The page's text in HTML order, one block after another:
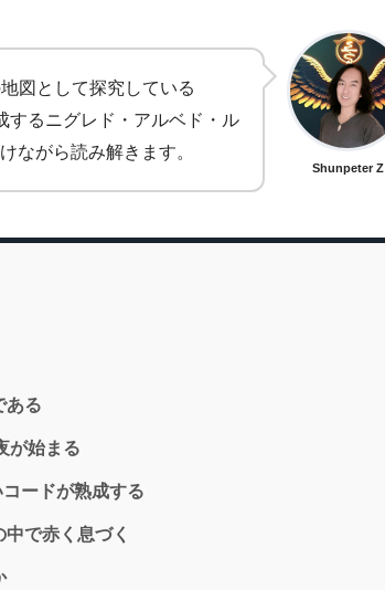
図として探究している
するニグレド・アルベド・ル
ながら読み解きます。
Shunpeter Z
ある
が始まる
ードが熟成する
で赤く息づく